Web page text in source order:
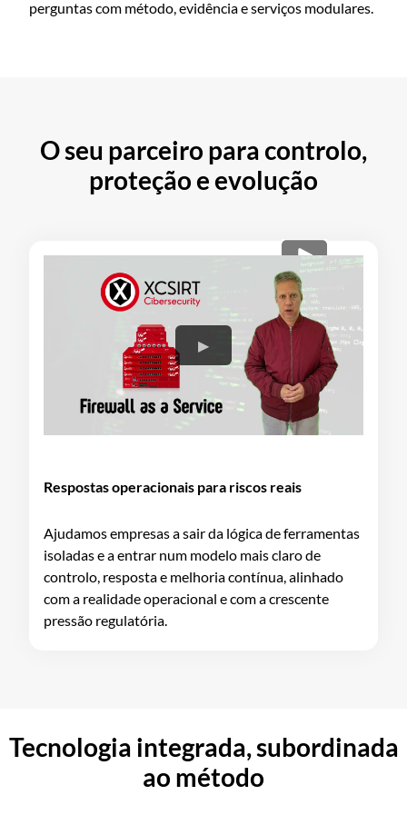
perguntas com método, evidência e serviços modulares.
O seu parceiro para controlo,
proteção e evolução
Respostas operacionais para riscos reais
Ajudamos empresas a sair da lógica de ferramentas
isoladas e a entrar num modelo mais claro de
controlo, resposta e melhoria contínua, alinhado
com a realidade operacional e com a crescente
pressão regulatória.
Tecnologia integrada, subordinada
ao método